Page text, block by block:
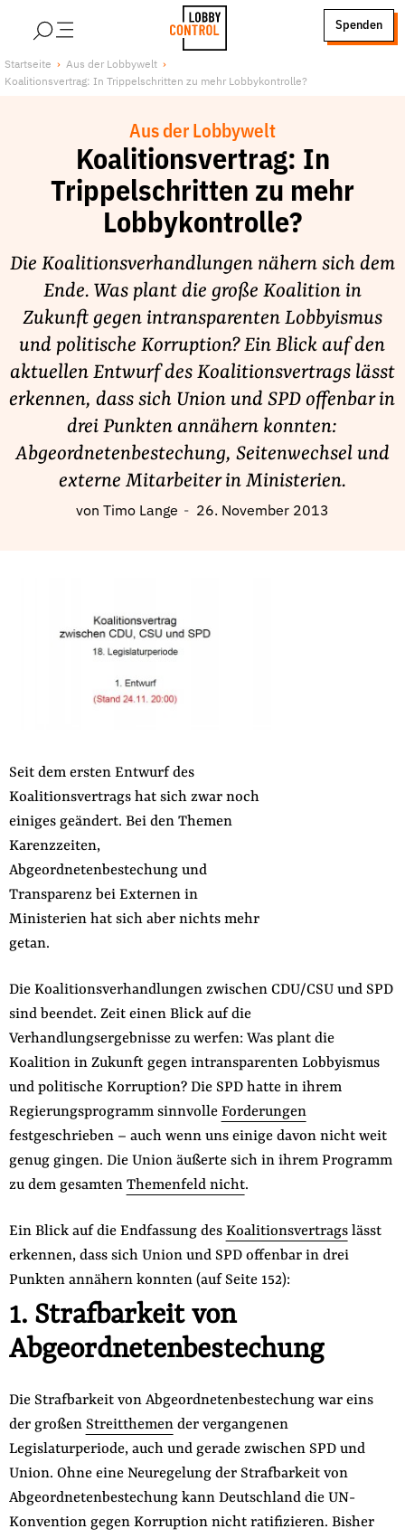
StartSeite
Spenden
Über uns
Finanzierung
Publikationen und Material
Lobbykritische Stadtführungen
Unsere Schwerpunkte
Lobbykontrolle und Regeln
Lobbyismus und Klima
Macht der Digitalkonzerne
Spenden & Fördern
Fördermitglied werden
Jetzt Spenden
Appelle unterzeichnen
der
Website
Facebook
Startseite
Aus der Lobbywelt
Koalitionsvertrag: In Trippelschritten zu mehr Lobbykontrolle?
Aus der Lobbywelt
Koalitionsvertrag: In
Trippelschritten zu mehr
Lobbykontrolle?
Die Koalitionsverhandlungen nähern sich dem
Ende. Was plant die große Koalition in
Zukunft gegen intransparenten Lobbyismus
und politische Korruption? Ein Blick auf den
aktuellen Entwurf des Koalitionsvertrags lässt
erkennen, dass sich Union und SPD offenbar in
drei Punkten annähern konnten:
Abgeordnetenbestechung, Seitenwechsel und
externe Mitarbeiter in Ministerien.
von Timo Lange 26. November 2013
Seit dem ersten Entwurf des
Koalitionsvertrags hat sich zwar noch
einiges geändert. Bei den Themen
Karenzzeiten,
Abgeordnetenbestechung und
Transparenz bei Externen in
Ministerien hat sich aber nichts mehr
getan.
Die Koalitionsverhandlungen zwischen CDU/CSU und SPD
sind beendet. Zeit einen Blick auf die
Verhandlungsergebnisse zu werfen: Was plant die
Koalition in Zukunft gegen intransparenten Lobbyismus
und politische Korruption? Die SPD hatte in ihrem
Regierungsprogramm sinnvolle Forderungen
festgeschrieben – auch wenn uns einige davon nicht weit
genug gingen. Die Union äußerte sich in ihrem Programm
zu dem gesamten Themenfeld nicht.
Ein Blick auf die Endfassung des Koalitionsvertragslässt
erkennen, dass sich Union und SPD offenbar in drei
Punkten annähern konnten (auf Seite 152):
1. Strafbarkeit von
Abgeordnetenbestechung
Die Strafbarkeit von Abgeordnetenbestechung war eins
der großen Streitthemender vergangenen
Legislaturperiode, auch und gerade zwischen SPD und
Union. Ohne eine Neuregelung der Strafbarkeit von
Abgeordnetenbestechung kann Deutschland die UN-
Konvention gegen Korruption nicht ratifizieren. Bisher